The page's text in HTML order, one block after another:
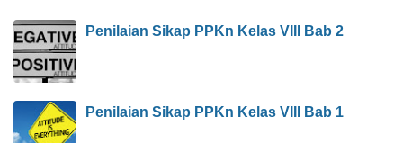
Penilaian Sikap PPKn Kelas VIII Bab 2
Penilaian Sikap PPKn Kelas VIII Bab 1